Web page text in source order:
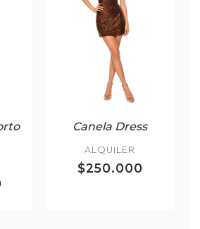
Canela Dress
ALQUILER
$250.000